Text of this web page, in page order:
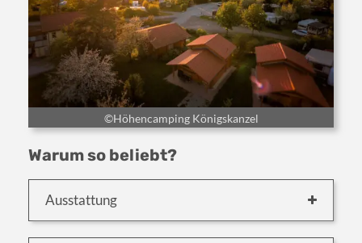
©Höhencamping Königskanzel
Warum so beliebt?
Ausstattung